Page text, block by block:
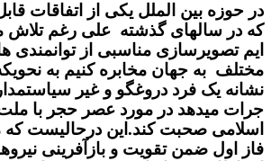
در حوزه بین الملل یکی از اتفاقات
که در سالهای گذشته علی رغم تلاش
ایم تصویرسازی مناسبی از توانمندی
مختلف به جهان مخابره کنیم به
نشانه یک فرد دروغگو و غیر
جرات میدهد در مورد عصر حجر با
اسلامی صحبت کند.این درحالیست که
فاز اول ضمن تقویت و بازآفرینی